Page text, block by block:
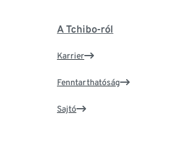
A Tchibo-ról
Karrier
Fenntarthatóság
Sajtó